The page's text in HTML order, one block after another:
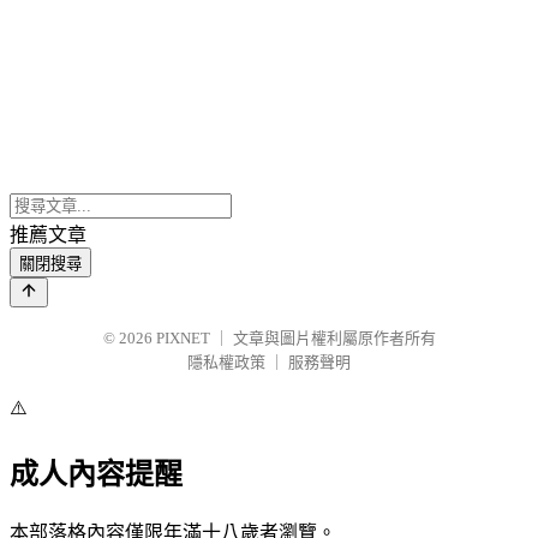
推薦文章
關閉搜尋
© 2026 PIXNET
文章與圖片權利屬原作者所有
隱私權政策
服務聲明
⚠️
成人內容提醒
本部落格內容僅限年滿十八歲者瀏覽。